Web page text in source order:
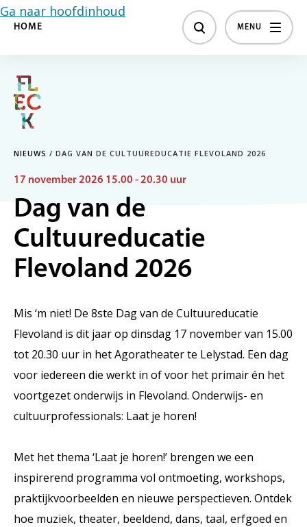
Ga naar hoofdinhoud
HOME MENU
NIEUWS / DAG VAN DE CULTUUREDUCATIE FLEVOLAND 2026
17 november 2026 15.00 - 20.30 uur
Dag van de
Cultuureducatie
Flevoland 2026
Mis ‘m niet! De 8ste Dag van de Cultuureducatie
Flevoland is dit jaar op dinsdag 17 november van 15.00
tot 20.30 uur in het Agoratheater te Lelystad. Een dag
voor iedereen die werkt in of voor het primair én het
voortgezet onderwijs in Flevoland. Onderwijs- en
cultuurprofessionals: Laat je horen!
Met het thema ‘Laat je horen!’ brengen we een
inspirerend programma vol ontmoeting, workshops,
praktijkvoorbeelden en nieuwe perspectieven. Ontdek
hoe muziek, theater, beeldend, dans, taal, erfgoed en